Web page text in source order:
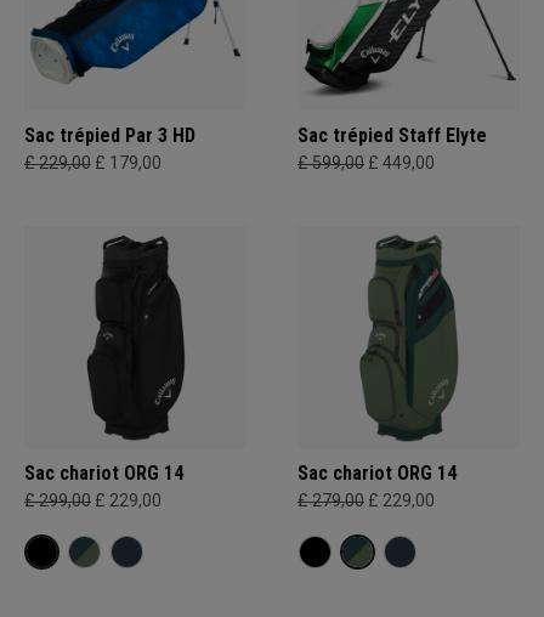
Sac trépied Par 3 HD
£ 229,00 £ 179,00
Sac trépied Staff Elyte
£ 599,00 £ 449,00
Sac chariot ORG 14
£ 299,00 £ 229,00
Sac chariot ORG 14
£ 279,00 £ 229,00